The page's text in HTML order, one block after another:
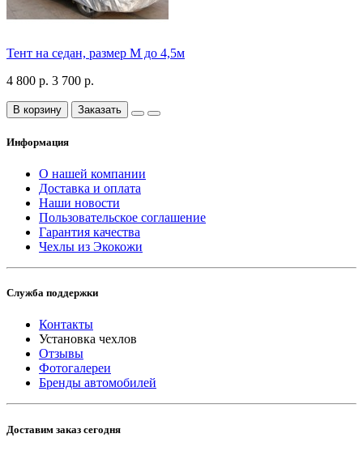
Тент на седан, размер М до 4,5м
4 800 р. 3 700 р.
В корзину Заказать
Информация
О нашей компании
Доставка и оплата
Наши новости
Пользовательское соглашение
Гарантия качества
Чехлы из Экокожи
Служба поддержки
Контакты
Установка чехлов
Отзывы
Фотогалереи
Бренды автомобилей
Доставим заказ сегодня